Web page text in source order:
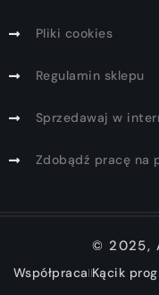
Pliki cookies
Regulamin sklepu
Sprzedawaj w
Zdobądź pracę na
© 2025,
Współpraca Kącik